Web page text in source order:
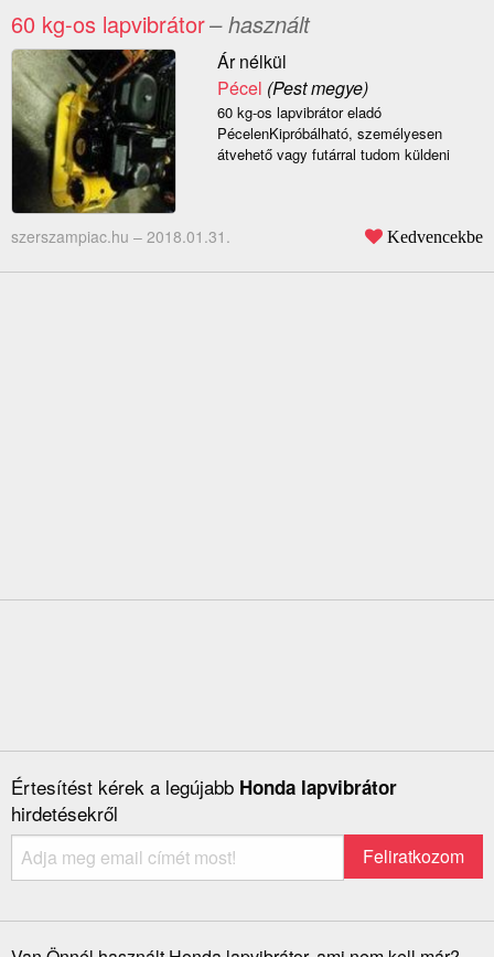
60 kg-os lapvibrátor– használt
Ár nélkül
Pécel (Pest megye)
60 kg-os lapvibrátor eladó
PécelenKipróbálható, személyesen
átvehető vagy futárral tudom küldeni
szerszampiac.hu – 2018.01.31. Kedvencekbe
Értesítést kérek a legújabb Honda lapvibrátor
hirdetésekről